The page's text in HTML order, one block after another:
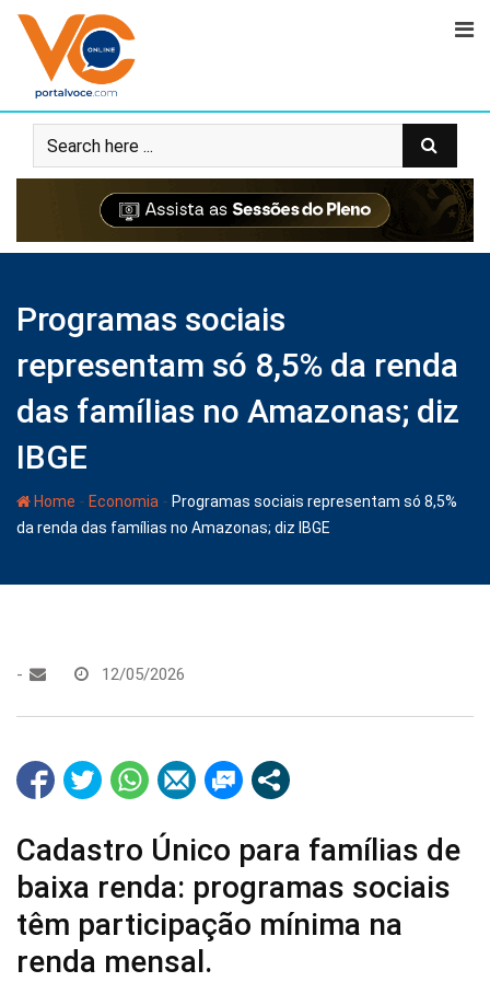
Programas sociais
representam só 8,5% da renda
das famílias no Amazonas; diz
IBGE
Home - Economia - Programas sociais representam só 8,5%
da renda das famílias no Amazonas; diz IBGE
- 12/05/2026
Cadastro Único para famílias de
baixa renda: programas sociais
têm participação mínima na
renda mensal.